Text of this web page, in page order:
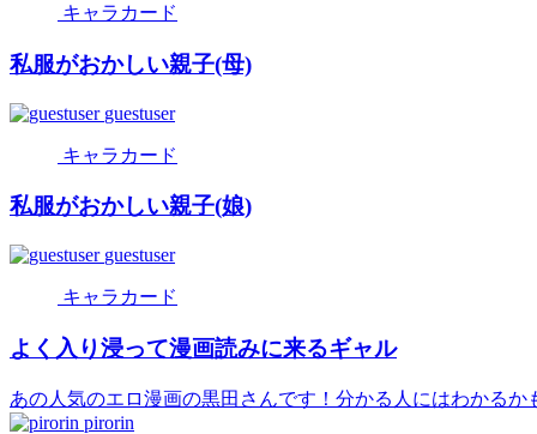
キャラカード
私服がおかしい親子(母)
guestuser
キャラカード
私服がおかしい親子(娘)
guestuser
キャラカード
よく入り浸って漫画読みに来るギャル
あの人気のエロ漫画の黒田さんです！分かる人にはわかる
pirorin